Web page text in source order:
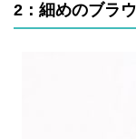
2：細めのブラ